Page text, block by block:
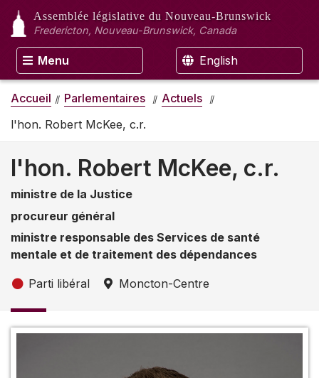
Assemblée législative du Nouveau-Brunswick
Fredericton, Nouveau-Brunswick, Canada
Menu English
Accueil Parlementaires
Actuels
l'hon. Robert McKee, c.r.
l'hon. Robert McKee, c.r.
ministre de la Justice
procureur général
ministre responsable des Services de santé
mentale et de traitement des dépendances
Parti libéral Moncton-Centre